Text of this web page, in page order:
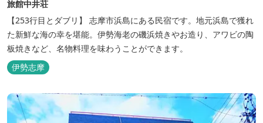
旅館中井荘
【253行目とダブリ】 志摩市浜島にある民宿です。地元浜島で獲れ
た新鮮な海の幸を堪能。伊勢海老の磯浜焼きやお造り、アワビの陶
板焼きなど、名物料理を味わうことができます。
伊勢志摩